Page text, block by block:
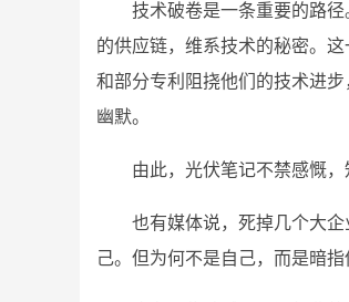
技术破卷是一条重要的路
的供应链，维系技术的秘密。
和部分专利阻挠他们的技术进
幽默。
由此，光伏笔记不禁感慨
也有媒体说，死掉几个大
己。但为何不是自己，而是暗